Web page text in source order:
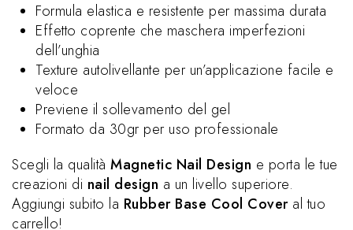
Formula elastica e resistente per massima durata
Effetto coprente che maschera imperfezioni
dell’unghia
Texture autolivellante per un’applicazione facile e
veloce
Previene il sollevamento del gel
Formato da 30gr per uso professionale
Scegli la qualità Magnetic Nail Design e porta le tue
creazioni di nail design a un livello superiore.
Aggiungi subito la Rubber Base Cool Coveral tuo
carrello!